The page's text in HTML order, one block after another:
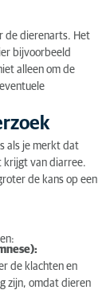
de dierenarts. Het
bijvoorbeeld
alleen om de
als je merkt dat
krijgt van diarree.
de kans op een
de klachten en
zijn, omdat dieren